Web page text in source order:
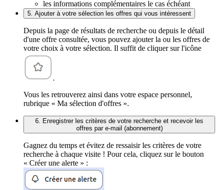
les informations complémentaires le cas échéant
5. Ajouter à votre sélection les offres qui vous intéressent
Depuis la page de résultats de recherche ou depuis le détail
d'une offre consultée, vous pouvez ajouter la ou les offres de
votre choix à votre sélection. Il suffit de cliquer sur l'icône
.
Vous les retrouverez ainsi dans votre espace personnel,
rubrique « Ma sélection d'offres ».
6. Enregistrer les critères de votre recherche et recevoir les
offres par e-mail (abonnement)
Gagnez du temps et évitez de ressaisir les critères de votre
recherche à chaque visite ! Pour cela, cliquez sur le bouton
« Créer une alerte » :